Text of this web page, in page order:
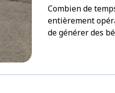
Combien de
entièrement
de générer des